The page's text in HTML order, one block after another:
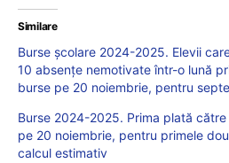
Similare
Burse școlare 2024-2025. Elevii
10 absențe nemotivate într-o lună
burse pe 20 noiembrie, pentru
Burse 2024-2025. Prima plată
pe 20 noiembrie, pentru primele
calcul estimativ